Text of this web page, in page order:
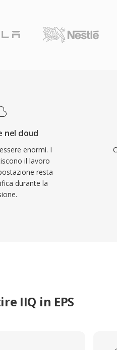
nel cloud
enormi. I
il lavoro
resta
durante la
IIQ in EPS